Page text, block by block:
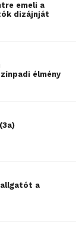
emeli a
dizájnját
élmény
a